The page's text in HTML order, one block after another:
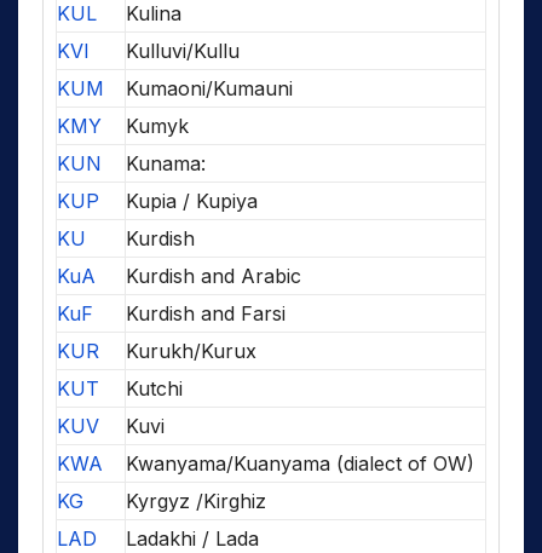
KUL
Kulina
KVI
Kulluvi/Kullu
KUM
Kumaoni/Kumauni
KMY
Kumyk
KUN
Kunama:
KUP
Kupia / Kupiya
KU
Kurdish
KuA
Kurdish and Arabic
KuF
Kurdish and Farsi
KUR
Kurukh/Kurux
KUT
Kutchi
KUV
Kuvi
KWA
Kwanyama/Kuanyama (dialect of OW)
KG
Kyrgyz /Kirghiz
LAD
Ladakhi / Lada